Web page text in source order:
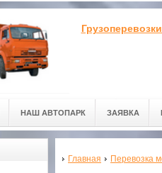
НАШ АВТОПАРК ЗАЯВКА
Главная Перевозка